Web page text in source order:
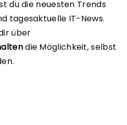
du die neuesten Trends
tagesaktuelle IT-News.
über
die Möglichkeit, selbst